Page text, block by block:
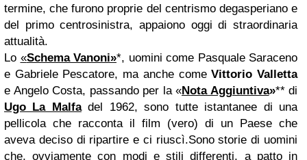
termine, che furono proprie del centrismo degasperiano e
del primo centrosinistra, appaiono oggi di straordinaria
attualità.
Lo «Schema Vanoni»*, uomini come Pasquale Saraceno
e Gabriele Pescatore, ma anche comeVittorio Valletta
e Angelo Costa, passando per la «Nota Aggiuntiva»** di
Ugo La Malfadel 1962, sono tutte istantanee di una
pellicola che racconta il film (vero) di un Paese che
aveva deciso di ripartire e ci riuscì.Sono storie di uomini
che, ovviamente con modi e stili differenti, a patto in